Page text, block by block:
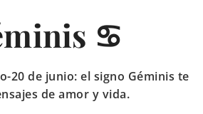
♋
20 de junio: el signo Géminis te
de amor y vida.